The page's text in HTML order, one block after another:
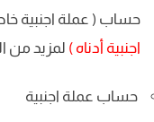
حساب ( عملة اجنبية
اجنبية أدناه ) لمزيد من
حساب عملة اجنبية